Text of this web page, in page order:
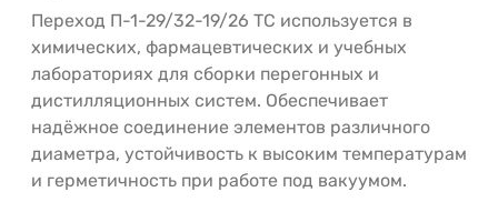
Переход П-1-29/32-19/26 ТС используется в
химических, фармацевтических и учебных
лабораториях для сборки перегонных и
дистилляционных систем. Обеспечивает
надёжное соединение элементов различного
диаметра, устойчивость к высоким температурам
и герметичность при работе под вакуумом.